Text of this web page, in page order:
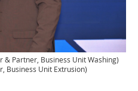
& Partner, Business Unit Washing)
Business Unit Extrusion)